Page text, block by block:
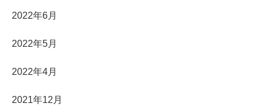
2022年6月
2022年5月
2022年4月
2021年12月